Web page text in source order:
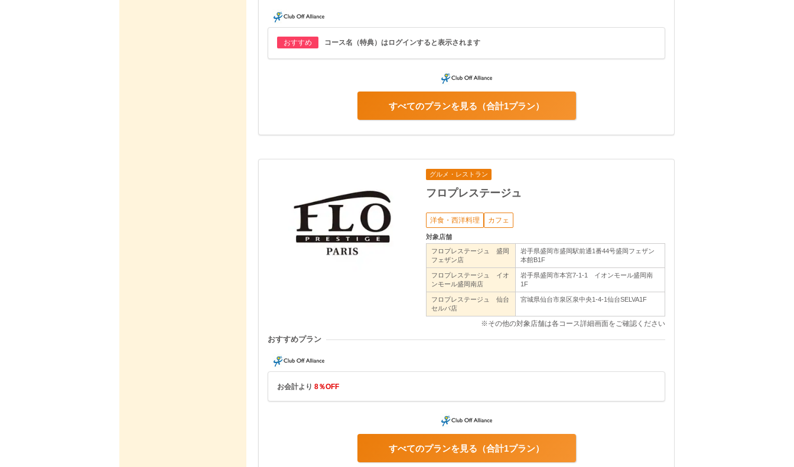
おすすめ コース名（特典）はログインすると表示されます
合計1プラン
すべてのプランを見る
グルメ・レストラン
フロプレステージュ
洋食・西洋料理 カフェ
対象店舗
フロプレステージュ 盛岡
フェザン店
岩手県盛岡市盛岡駅前通1番44号盛岡フェザン
本館B1F
フロプレステージュ イオ
ンモール盛岡南店
岩手県盛岡市本宮7-1-1 イオンモール盛岡南
1F
フロプレステージュ 仙台
セルバ店
宮城県仙台市泉区泉中央1-4-1仙台SELVA1F
※その他の対象店舗は各コース詳細画面をご確認ください
おすすめプラン
お会計より 8％OFF
合計1プラン
すべてのプランを見る